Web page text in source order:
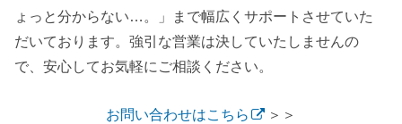
ょっと分からない…。」
まで幅広くサポートさせていた
だいております。強引な営業は決していたしませんの
で、安心してお気軽にご相談ください。
お問い合わせはこちら ＞＞